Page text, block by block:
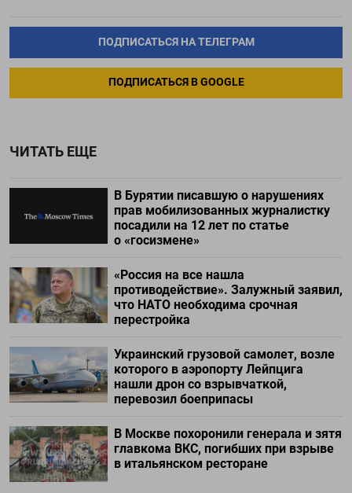
ПОДПИСАТЬСЯ НА ТЕЛЕГРАМ
ПОДПИСАТЬСЯ В GOOGLE
ЧИТАТЬ ЕЩЕ
В Бурятии писавшую о нарушениях
прав мобилизованных журналистку
посадили на 12 лет по статье
о «госизмене»
«Россия на все нашла
противодействие». Залужный заявил,
что НАТО необходима срочная
перестройка
Украинский грузовой самолет, возле
которого в аэропорту Лейпцига
нашли дрон со взрывчаткой,
перевозил боеприпасы
В Москве похоронили генерала и зятя
главкома ВКС, погибших при взрыве
в итальянском ресторане